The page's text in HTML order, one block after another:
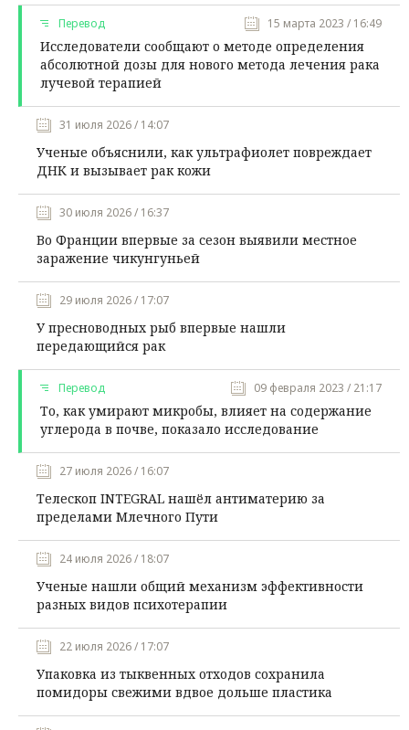
Перевод 15 марта 2023 / 16:49
Исследователи сообщают о методе определения
абсолютной дозы для нового метода лечения рака
лучевой терапией
31 июля 2026 / 14:07
Ученые объяснили, как ультрафиолет повреждает
ДНК и вызывает рак кожи
30 июля 2026 / 16:37
Во Франции впервые за сезон выявили местное
заражение чикунгуньей
29 июля 2026 / 17:07
У пресноводных рыб впервые нашли
передающийся рак
Перевод 09 февраля 2023 / 21:17
То, как умирают микробы, влияет на содержание
углерода в почве, показало исследование
27 июля 2026 / 16:07
Телескоп INTEGRAL нашёл антиматерию за
пределами Млечного Пути
24 июля 2026 / 18:07
Ученые нашли общий механизм эффективности
разных видов психотерапии
22 июля 2026 / 17:07
Упаковка из тыквенных отходов сохранила
помидоры свежими вдвое дольше пластика